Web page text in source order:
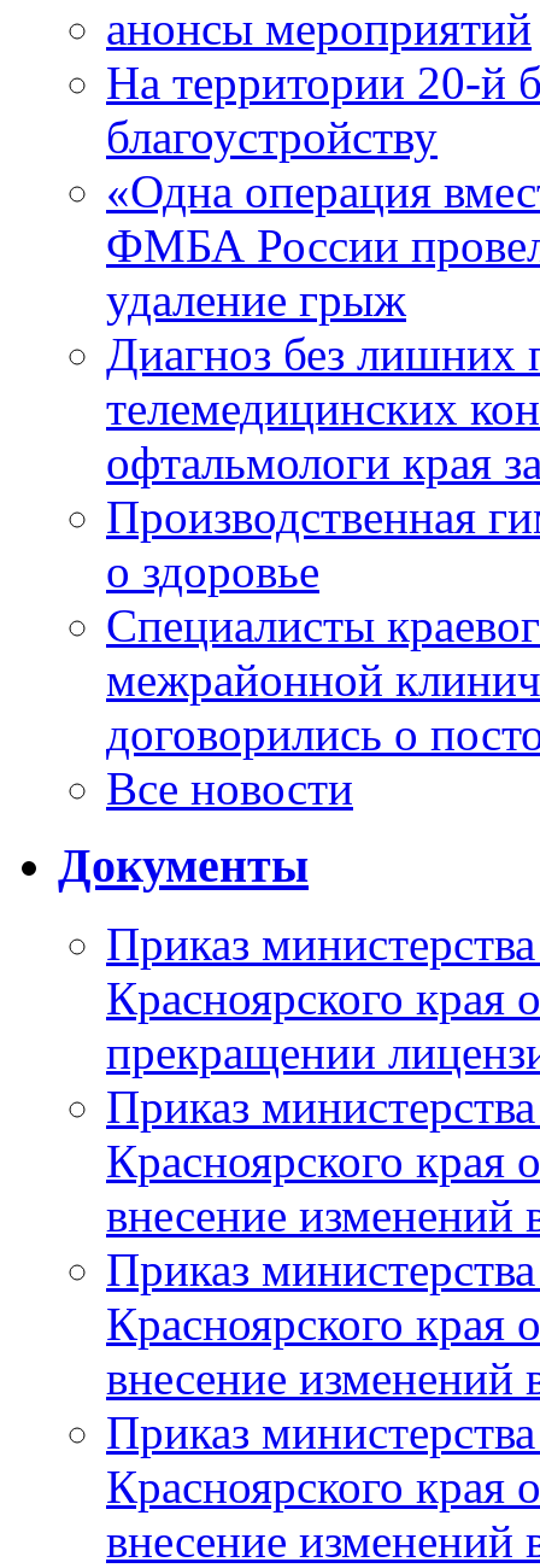
анонсы мероприятий
На территории 20-й
благоустройству
«Одна операция
ФМБА России
удаление грыж
Диагноз без лишних
телемедицинских
офтальмологи края
Производственная
о здоровье
Специалисты
межрайонной
договорились о
Все новости
Документы
Приказ
Красноярского
прекращении
Приказ
Красноярского
внесение изменений
Приказ
Красноярского
внесение изменений
Приказ
Красноярского
внесение изменений